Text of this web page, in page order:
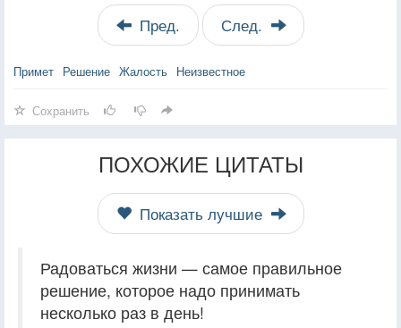
Пред. След.
Примет Решение Жалость Неизвестное
Сохранить
ПОХОЖИЕ ЦИТАТЫ
Показать лучшие
Радоваться жизни — самое правильное
решение, которое надо принимать
несколько раз в день!